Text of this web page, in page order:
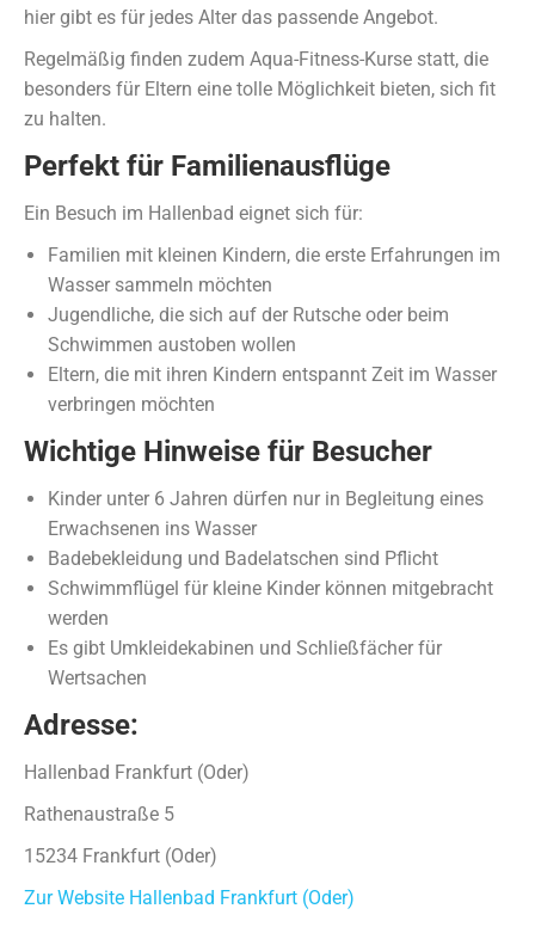
hier gibt es für jedes Alter das passende Angebot.
Regelmäßig finden zudem Aqua-Fitness-Kurse statt, die
besonders für Eltern eine tolle Möglichkeit bieten, sich fit
zu halten.
Perfekt für Familienausflüge
Ein Besuch im Hallenbad eignet sich für:
Familien mit kleinen Kindern, die erste Erfahrungen im
Wasser sammeln möchten
Jugendliche, die sich auf der Rutsche oder beim
Schwimmen austoben wollen
Eltern, die mit ihren Kindern entspannt Zeit im Wasser
verbringen möchten
Wichtige Hinweise für Besucher
Kinder unter 6 Jahren dürfen nur in Begleitung eines
Erwachsenen ins Wasser
Badebekleidung und Badelatschen sind Pflicht
Schwimmflügel für kleine Kinder können mitgebracht
werden
Es gibt Umkleidekabinen und Schließfächer für
Wertsachen
Adresse:
Hallenbad Frankfurt (Oder)
Rathenaustraße 5
15234 Frankfurt (Oder)
Zur Website Hallenbad Frankfurt (Oder)